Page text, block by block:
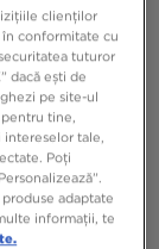
clienților
conformitate cu
tuturor
dacă ești de
pe site-ul
tine,
intereselor tale,
Poți
adaptate
informații, te